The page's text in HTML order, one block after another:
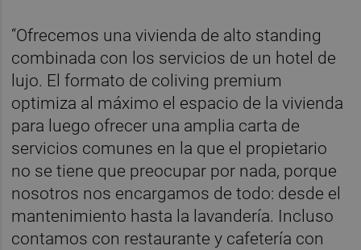
“Ofrecemos una vivienda de alto standing
combinada con los servicios de un hotel de
lujo. El formato de coliving premium
optimiza al máximo el espacio de la vivienda
para luego ofrecer una amplia carta de
servicios comunes en la que el propietario
no se tiene que preocupar por nada, porque
nosotros nos encargamos de todo: desde el
mantenimiento hasta la lavandería. Incluso
contamos con restaurante y cafetería con